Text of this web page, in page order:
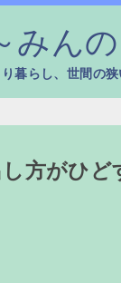
みん
暮らし、世間の
方がひど